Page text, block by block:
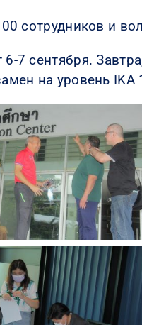
сотрудников и
7 сентября.
на уровень IKA